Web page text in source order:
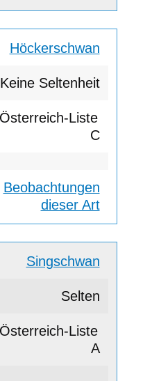
Höckerschwan
Keine Seltenheit
C
Beobachtungen
dieser Art
Singschwan
Selten
A